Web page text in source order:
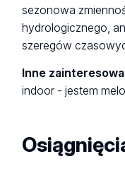
sezonowa
hydrologicznego,
szeregów
Inne
indoor - jestem